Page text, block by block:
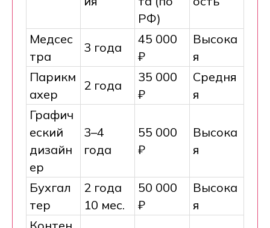
РФ)
Медсес
тра
3 года
45 000
₽
Высока
я
Парикм
ахер
2 года
35 000
₽
Средня
я
Графич
еский
дизайн
ер
3–4
года
55 000
₽
Высока
я
Бухгал
тер
2 года
10 мес.
50 000
₽
Высока
я